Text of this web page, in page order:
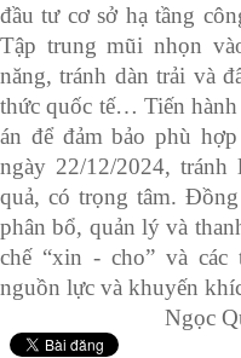
đầu tư cơ sở hạ tầng
Tập trung mũi nhọn
năng, tránh dàn trải và
thức quốc tế… Tiến hành
án để đảm bảo phù
ngày 22/12/2024,
quả, có trọng tâm.
phân bổ, quản lý và
chế “xin - cho” và
nguồn lực và khuyến
Ngọc